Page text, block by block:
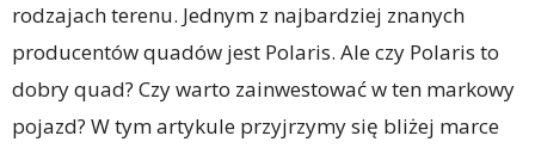
rodzajach terenu. Jednym z najbardziej znanych
producentów quadów jest Polaris. Ale czy Polaris to
dobry quad? Czy warto zainwestować w ten markowy
pojazd? W tym artykule przyjrzymy się bliżej marce